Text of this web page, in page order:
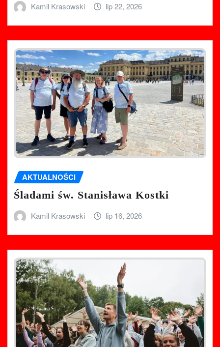
Kamil Krasowski lip 22, 2026
AKTUALNOŚCI
Śladami św. Stanisława Kostki
Kamil Krasowski lip 16, 2026